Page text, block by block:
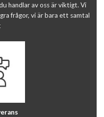
handlar av oss är viktigt. Vi
frågor, vi är bara ett samtal